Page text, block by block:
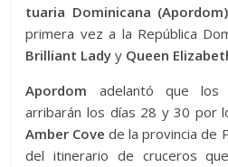
tuaria Dominicana (Apordom)
primera vez a la República
Brilliant Lady y Queen
Apordom adelantó que los
arribarán los días 28 y 30 por
Amber Cove de la provincia de
del itinerario de cruceros